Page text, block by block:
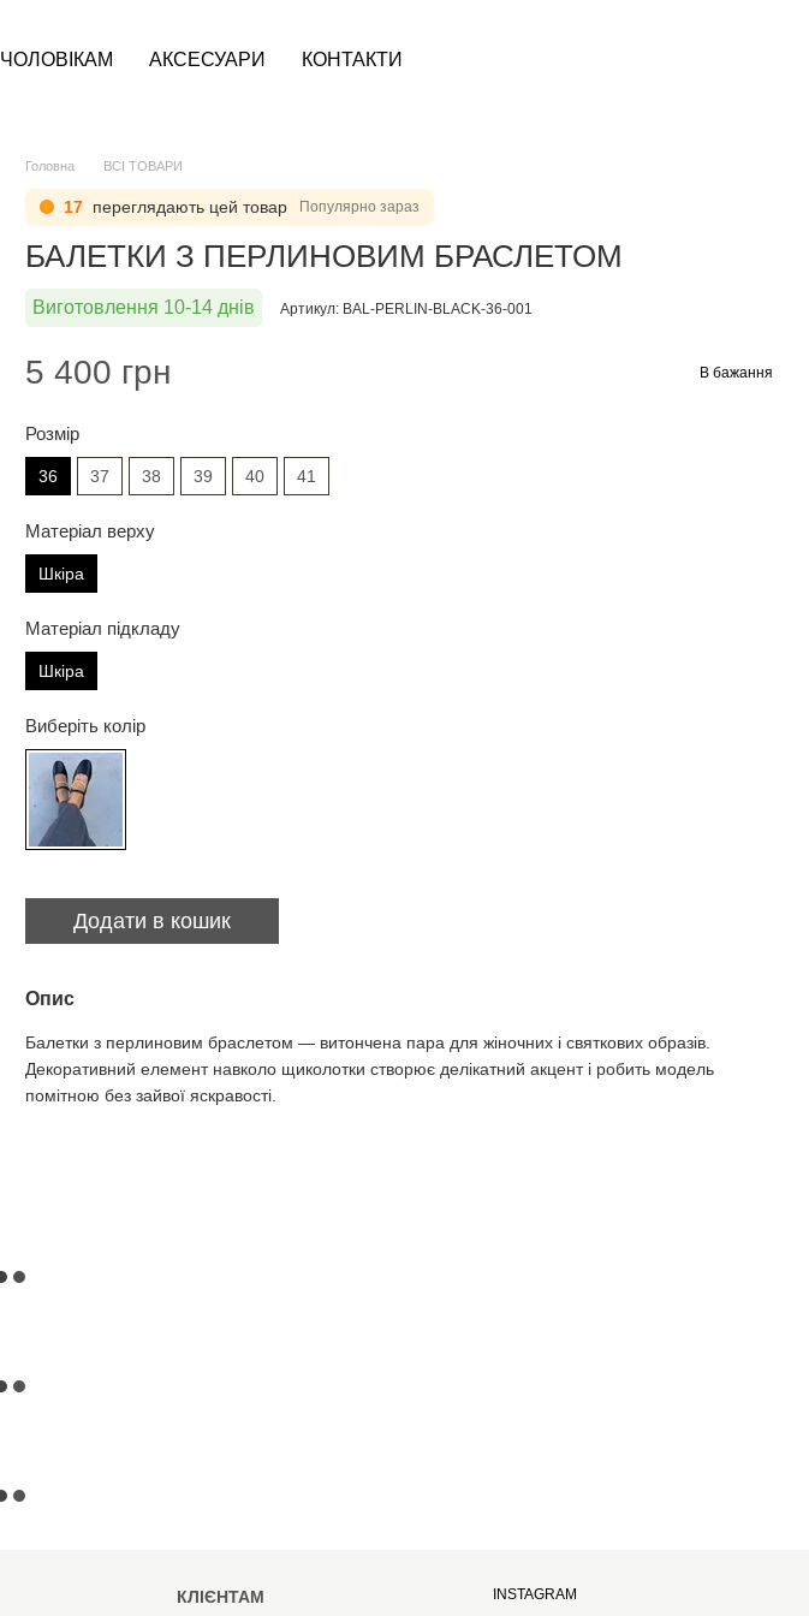
ЧОЛОВІКАМ АКСЕСУАРИ КОНТАКТИ
Головна ВСІ ТОВАРИ
17 переглядають цей товар Популярно зараз
БАЛЕТКИ З ПЕРЛИНОВИМ БРАСЛЕТОМ
Виготовлення 10-14 днів Артикул: BAL-PERLIN-BLACK-36-001
5 400 грн В бажання
Розмір
36 37 38 39 40 41
Матеріал верху
Шкіра
Матеріал підкладу
Шкіра
Виберіть колір
Додати в кошик
Опис
Балетки з перлиновим браслетом — витончена пара для жіночних і святкових образів.
Декоративний елемент навколо щиколотки створює делікатний акцент і робить модель
помітною без зайвої яскравості.
КЛІЄНТАМ INSTAGRAM